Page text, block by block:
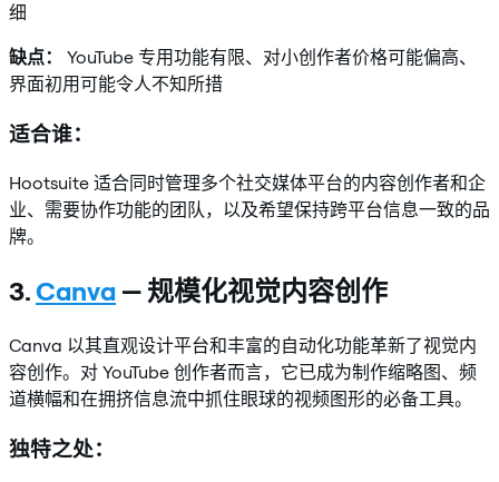
细
缺点：
YouTube 专用功能有限、对小创作者价格可能偏高、
界面初用可能令人不知所措
适合谁：
Hootsuite 适合同时管理多个社交媒体平台的内容创作者和企
业、需要协作功能的团队，以及希望保持跨平台信息一致的品
牌。
3.Canva — 规模化视觉内容创作
Canva 以其直观设计平台和丰富的自动化功能革新了视觉内
容创作。对 YouTube 创作者而言，它已成为制作缩略图、频
道横幅和在拥挤信息流中抓住眼球的视频图形的必备工具。
独特之处：